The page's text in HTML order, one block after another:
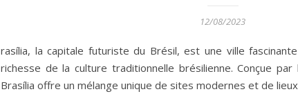
12/08/2023
rasília, la capitale futuriste du Brésil, est une ville
richesse de la culture traditionnelle brésilienne. Conçue par
Brasília offre un mélange unique de sites modernes et de